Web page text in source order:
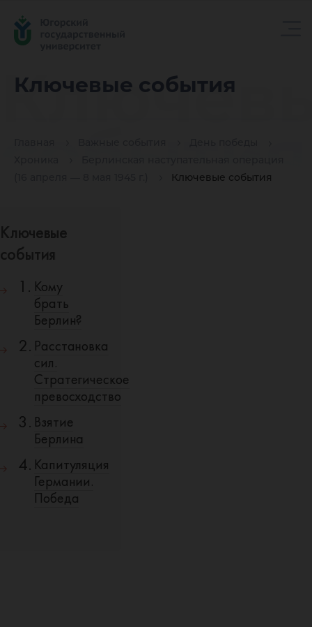
Ключевые события
Ключевые события
события
Ключевые
события
Кому
брать
Берлин?
Расстановка
сил.
Стратегическое
превосходство
Взятие
Берлина
Капитуляция
Германии.
Победа